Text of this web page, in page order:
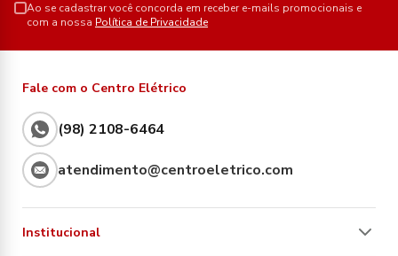
Ao se cadastrar você concorda em receber e-mails promocionais e
com a nossa Política de Privacidade
Fale com o Centro Elétrico
(98) 2108-6464
atendimento@centroeletrico.com
Institucional